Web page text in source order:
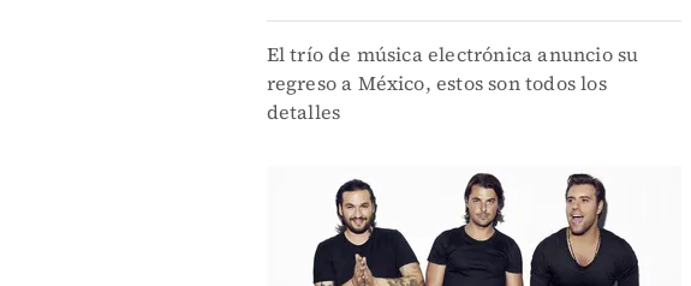
El trío de música electrónica anuncio su
regreso a México, estos son todos los
detalles